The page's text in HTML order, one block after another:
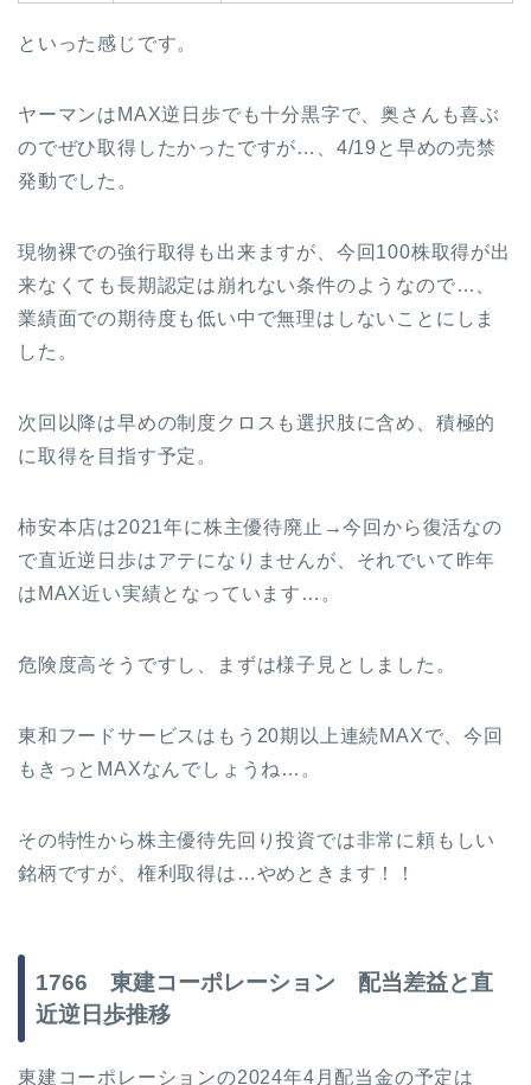
といった感じです。
ヤーマンはMAX逆日歩でも十分黒字で、奥さんも喜ぶ
のでぜひ取得したかったですが…、4/19と早めの売禁
発動でした。
現物裸での強行取得も出来ますが、今回100株取得が出
来なくても長期認定は崩れない条件のようなので…、
業績面での期待度も低い中で無理はしないことにしま
した。
次回以降は早めの制度クロスも選択肢に含め、積極的
に取得を目指す予定。
柿安本店は2021年に株主優待廃止→今回から復活なの
で直近逆日歩はアテになりませんが、それでいて昨年
はMAX近い実績となっています…。
危険度高そうですし、まずは様子見としました。
東和フードサービスはもう20期以上連続MAXで、今回
もきっとMAXなんでしょうね…。
その特性から株主優待先回り投資では非常に頼もしい
銘柄ですが、権利取得は…やめときます！！
1766 東建コーポレーション 配当差益と直
近逆日歩推移
東建コーポレーションの2024年4月配当金の予定は